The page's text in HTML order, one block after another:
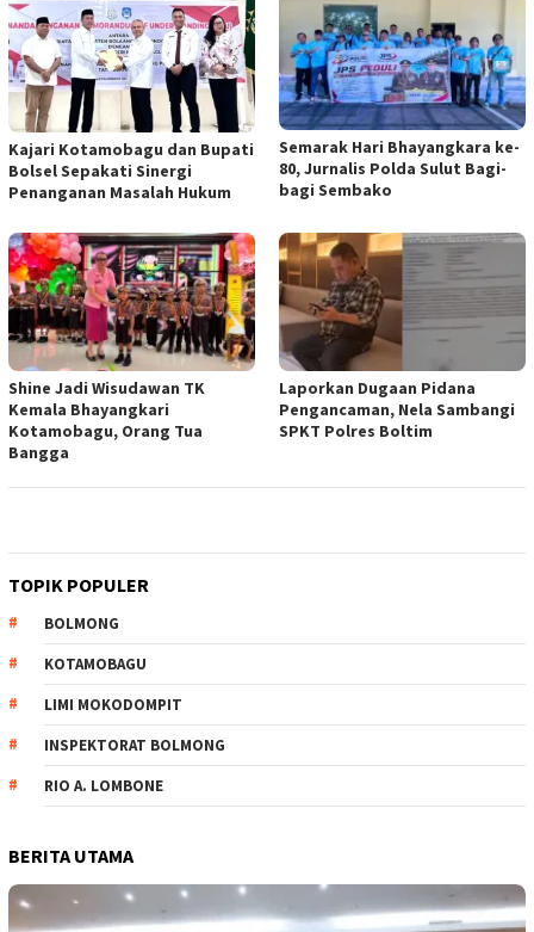
Kajari Kotamobagu dan Bupati
Bolsel Sepakati Sinergi
Penanganan Masalah Hukum
Semarak Hari Bhayangkara ke-
80, Jurnalis Polda Sulut Bagi-
bagi Sembako
Shine Jadi Wisudawan TK
Kemala Bhayangkari
Kotamobagu, Orang Tua
Bangga
Laporkan Dugaan Pidana
Pengancaman, Nela Sambangi
SPKT Polres Boltim
TOPIK POPULER
BOLMONG
KOTAMOBAGU
LIMI MOKODOMPIT
INSPEKTORAT BOLMONG
RIO A. LOMBONE
BERITA UTAMA